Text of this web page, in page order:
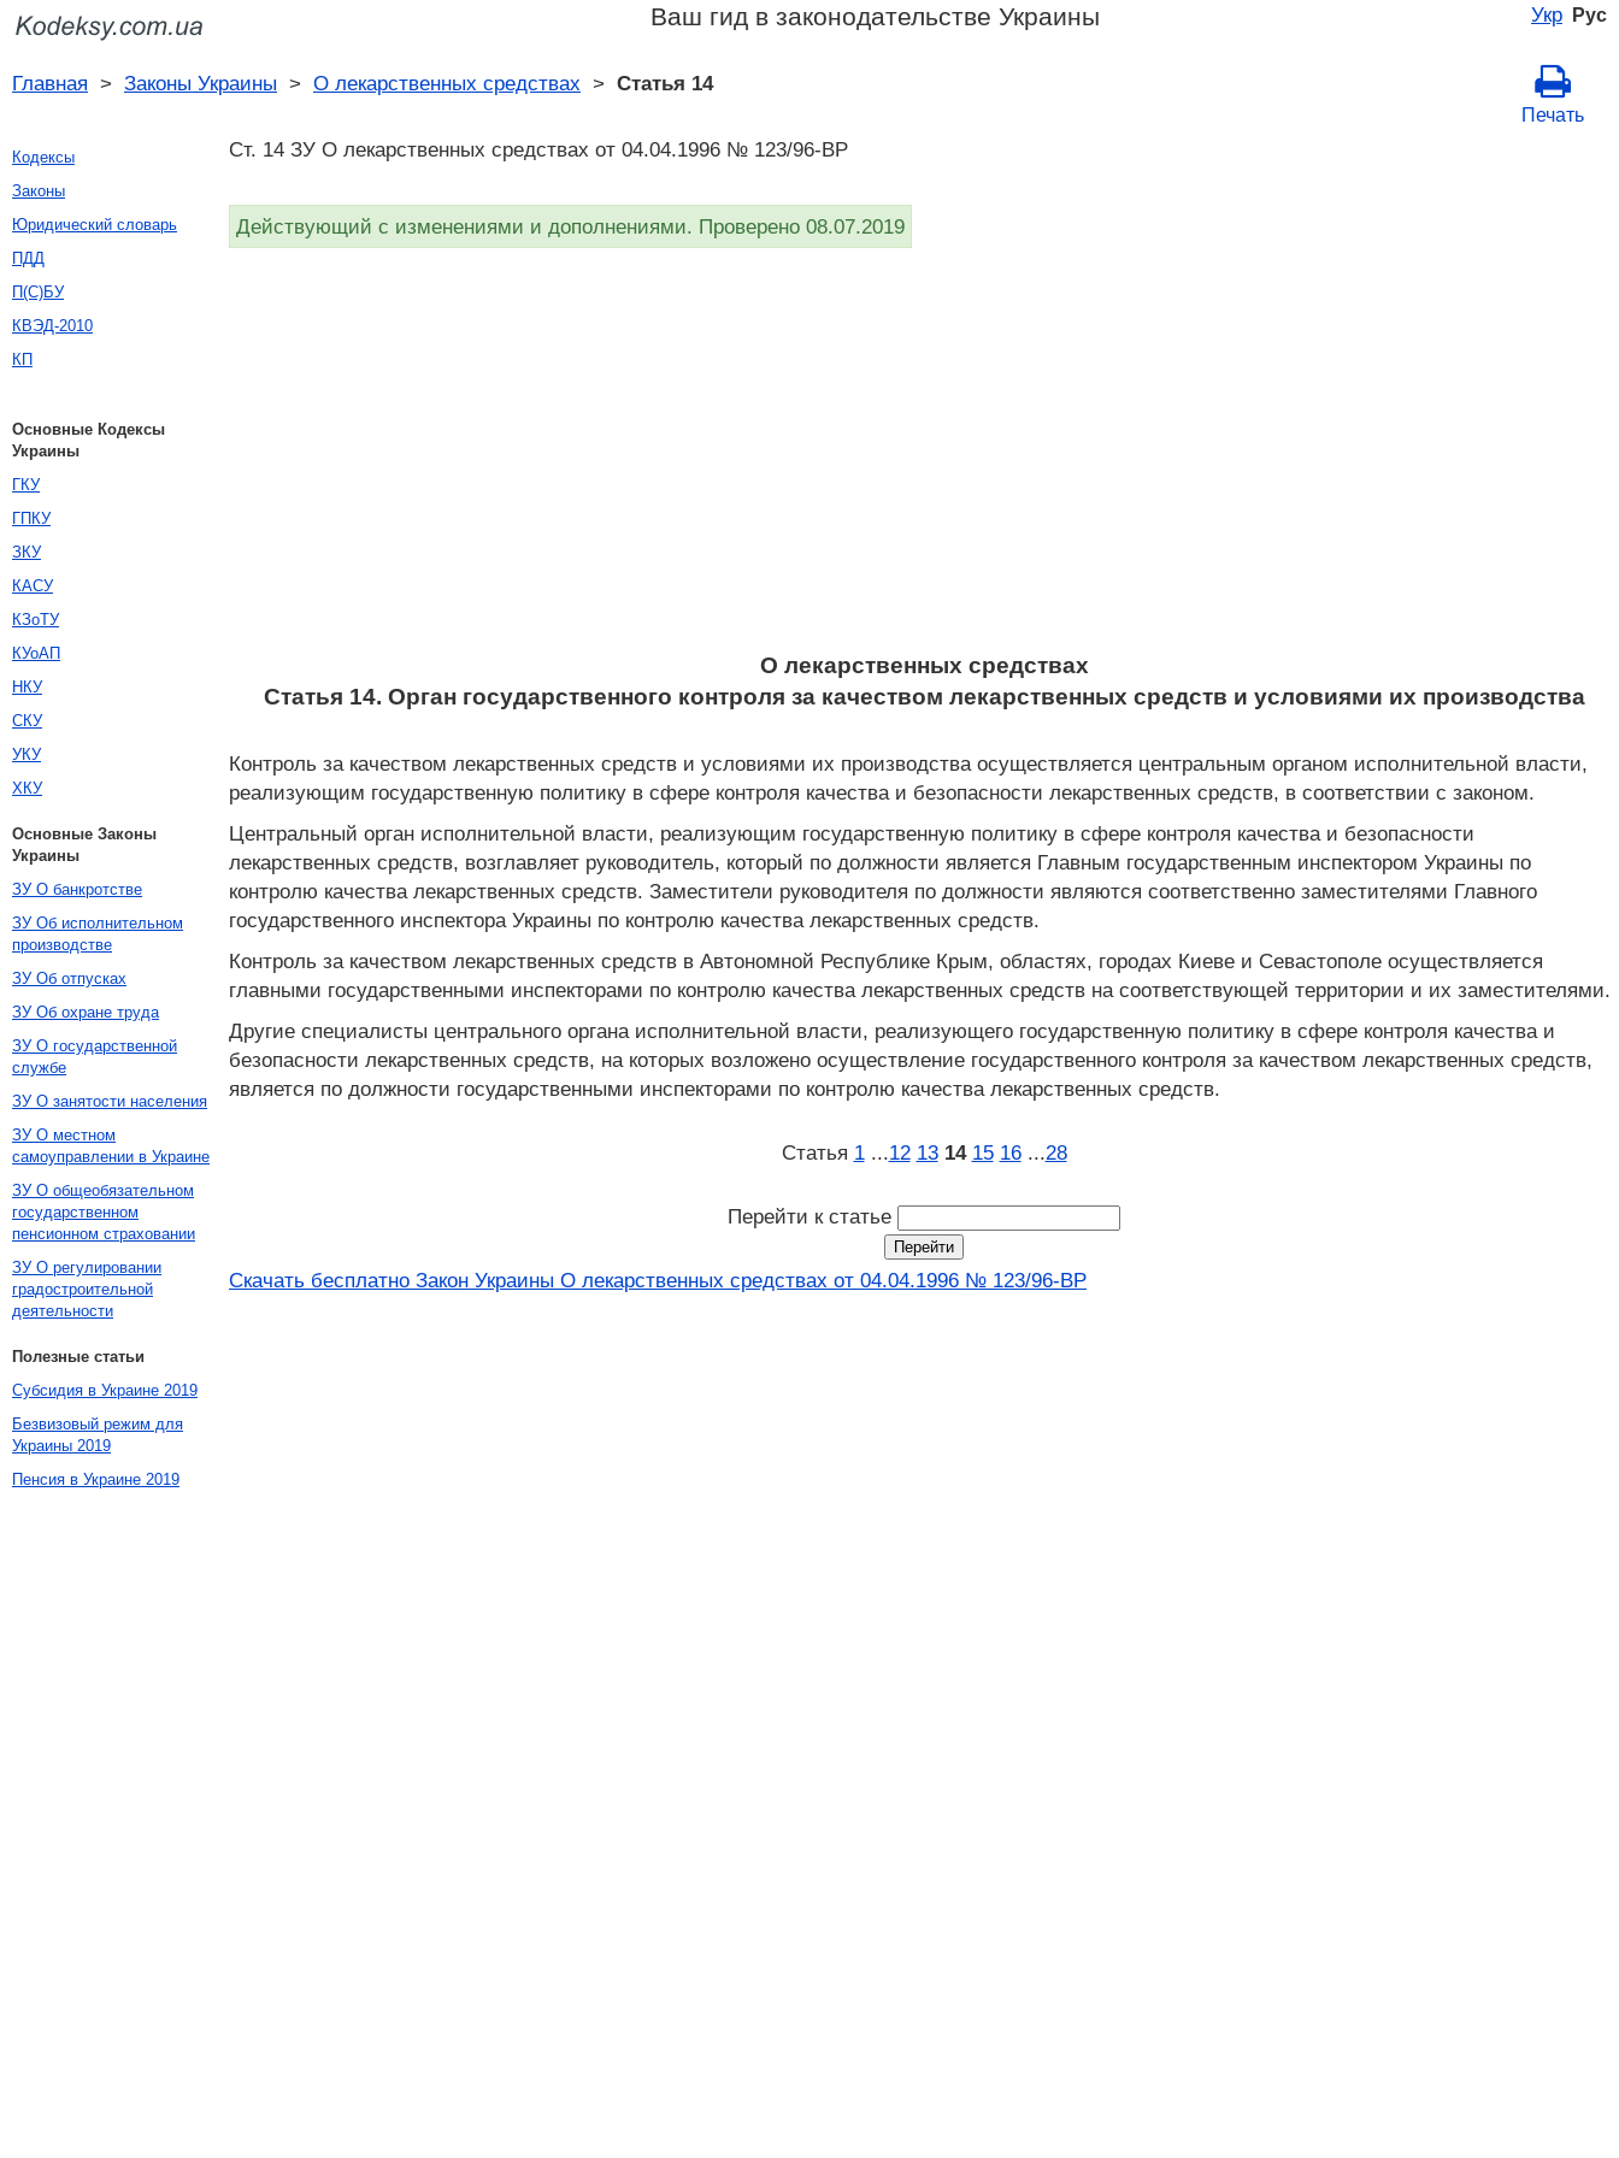
Укр Рус
Ваш гид в законодательстве Украины
Главная > Законы Украины > О лекарственных средствах > Статья 14
Печать
Ст. 14 ЗУ О лекарственных средствах от 04.04.1996 № 123/96-ВР
Действующий с изменениями и дополнениями. Проверено 08.07.2019
О лекарственных средствах
Статья 14. Орган государственного контроля за качеством лекарственных средств и условиями их производства
Контроль за качеством лекарственных средств и условиями их производства осуществляется центральным органом исполнительной власти,
реализующим государственную политику в сфере контроля качества и безопасности лекарственных средств, в соответствии с законом.
Центральный орган исполнительной власти, реализующим государственную политику в сфере контроля качества и безопасности
лекарственных средств, возглавляет руководитель, который по должности является Главным государственным инспектором Украины по
контролю качества лекарственных средств. Заместители руководителя по должности являются соответственно заместителями Главного
государственного инспектора Украины по контролю качества лекарственных средств.
Контроль за качеством лекарственных средств в Автономной Республике Крым, областях, городах Киеве и Севастополе осуществляется
главными государственными инспекторами по контролю качества лекарственных средств на соответствующей территории и их заместителями.
Другие специалисты центрального органа исполнительной власти, реализующего государственную политику в сфере контроля качества и
безопасности лекарственных средств, на которых возложено осуществление государственного контроля за качеством лекарственных средств,
является по должности государственными инспекторами по контролю качества лекарственных средств.
Статья 1 ...12 13 14 15 16 ...28
Перейти к статье
Скачать бесплатно Закон Украины О лекарственных средствах от 04.04.1996 № 123/96-ВР
Кодексы
Законы
Юридический словарь
ПДД
П(С)БУ
КВЭД-2010
КП
Основные Кодексы
Украины
ГКУ
ГПКУ
ЗКУ
КАСУ
КЗоТУ
КУоАП
НКУ
СКУ
УКУ
ХКУ
Основные Законы
Украины
ЗУ О банкротстве
ЗУ Об исполнительном
производстве
ЗУ Об отпусках
ЗУ Об охране труда
ЗУ О государственной
службе
ЗУ О занятости населения
ЗУ О местном
самоуправлении в Украине
ЗУ О общеобязательном
государственном
пенсионном страховании
ЗУ О регулировании
градостроительной
деятельности
Полезные статьи
Субсидия в Украине 2019
Безвизовый режим для
Украины 2019
Пенсия в Украине 2019